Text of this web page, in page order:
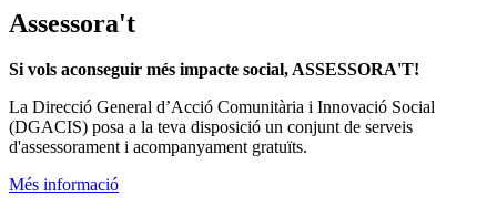
Assessora't
Si vols aconseguir més impacte social, ASSESSORA'T!
La Direcció General d’Acció Comunitària i Innovació Social
(DGACIS) posa a la teva disposició un conjunt de serveis
d'assessorament i acompanyament gratuïts.
Més informació